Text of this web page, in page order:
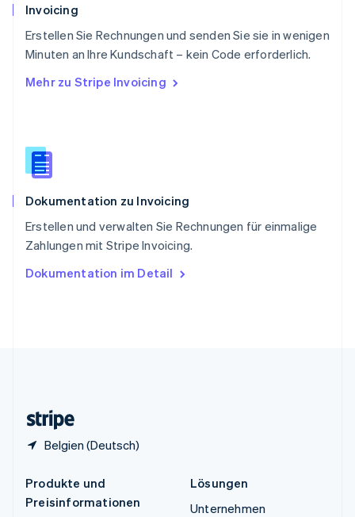
Invoicing
Erstellen Sie Rechnungen und senden Sie sie in wenigen
Minuten an Ihre Kundschaft – kein Code erforderlich.
Mehr zu Stripe Invoicing
Dokumentation zu Invoicing
Erstellen und verwalten Sie Rechnungen für einmalige
Zahlungen mit Stripe Invoicing.
Dokumentation im Detail
Belgien (Deutsch)
Singapur
English简体中文
Slowakei
Slowenien
English
Spanien
Thailand
Tschechische Republik
English
English
Produkte und
Preisinformationen
Lösungen
Unternehmen